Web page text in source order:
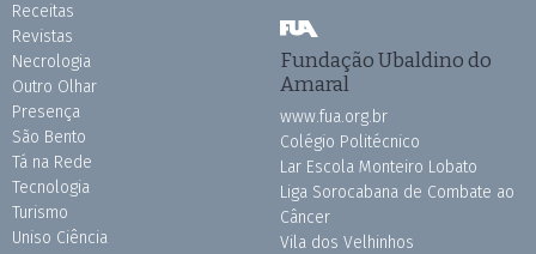
Receitas
Revistas
Necrologia
Outro Olhar
Presença
São Bento
Tá na Rede
Tecnologia
Turismo
Uniso Ciência
Fundação Ubaldino do
Amaral
www.fua.org.br
Colégio Politécnico
Lar Escola Monteiro Lobato
Liga Sorocabana de Combate ao
Câncer
Vila dos Velhinhos